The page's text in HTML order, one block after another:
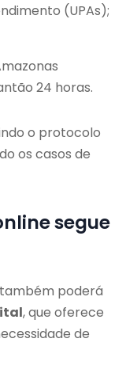
(UPAs);
24 horas.
o protocolo
os casos de
segue
poderá
, que oferece
de